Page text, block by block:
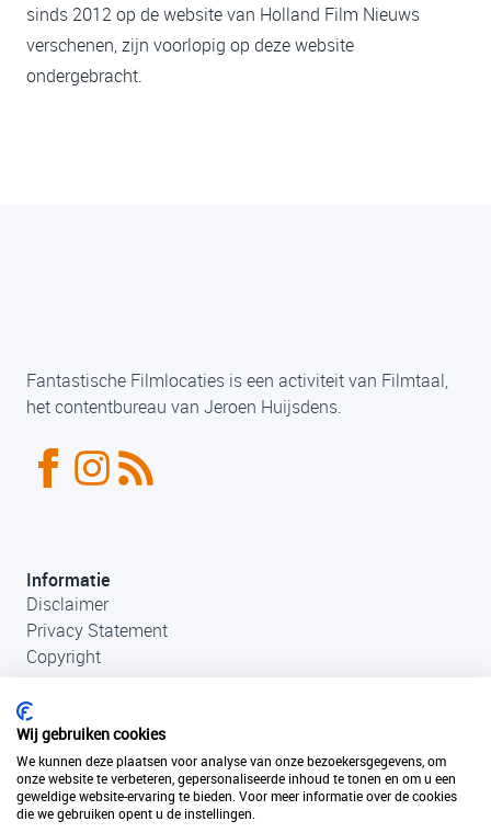
sinds 2012 op de website van Holland Film Nieuws
verschenen, zijn voorlopig op deze website
ondergebracht.
Fantastische Filmlocaties is een activiteit van Filmtaal,
het contentbureau van Jeroen Huijsdens.
Informatie
Disclaimer
Privacy Statement
Copyright
Wij gebruiken cookies
We kunnen deze plaatsen voor analyse van onze bezoekersgegevens, om
onze website te verbeteren, gepersonaliseerde inhoud te tonen en om u een
geweldige website-ervaring te bieden. Voor meer informatie over de cookies
die we gebruiken opent u de instellingen.